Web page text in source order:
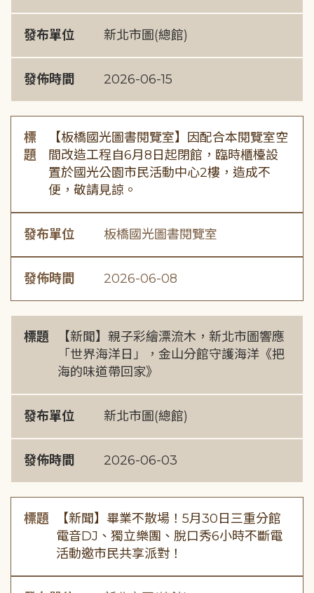
發布單位 新北市圖(總館)
發佈時間 2026-06-15
標
題
【板橋國光圖書閱覽室】因配合本閱覽室空
間改造工程自6月8日起閉館，臨時櫃檯設
置於國光公園市民活動中心2樓，造成不
便，敬請見諒。
發布單位 板橋國光圖書閱覽室
發佈時間 2026-06-08
標題
【新聞】親子彩繪漂流木，新北市圖響應
「世界海洋日」，金山分館守護海洋《把
海的味道帶回家》
發布單位 新北市圖(總館)
發佈時間 2026-06-03
標題
【新聞】畢業不散場！5月30日三重分館
電音DJ、獨立樂團、脫口秀6小時不斷電
活動邀市民共享派對！